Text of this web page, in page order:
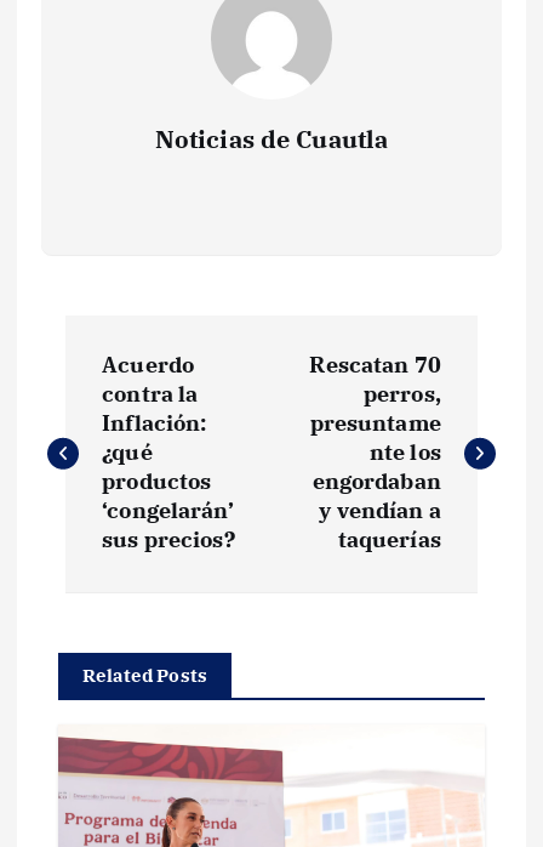
Noticias de Cuautla
v
a
c
ó
Acuerdo
contra la
Inflación:
¿qué
productos
‘congelarán’
sus precios?
Rescatan 70
perros,
presuntame
nte los
engordaban
y vendían a
taquerías
Related Posts